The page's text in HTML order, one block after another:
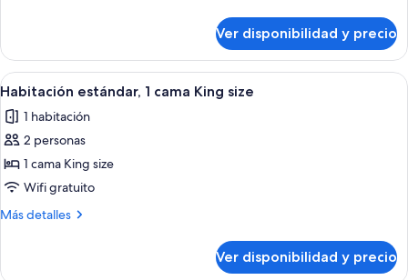
Premium
Ver disponibilidad y precio
Ver
todas
las
fotos
de
Habitación
estándar,
King
Habitación de hotel con una cama
4
Habitación estándar, 1 cama King size
1 habitación
2 personas
1 cama King size
Wifi gratuito
Más detalles
Más
Ver disponibilidad y precio